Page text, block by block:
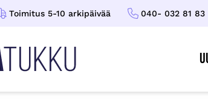
Toimitus 5-10 arkipäivää 040- 032 81 83